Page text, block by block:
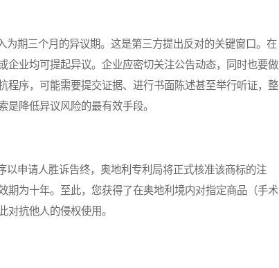
期三个月的异议期。这是第三方提出反对的关键窗口。在
企业均可提起异议。企业应密切关注公告动态，同时也要做
程序，可能需要提交证据、进行书面陈述甚至举行听证，整
降低异议风险的最有效手段。
申请人胜诉告终，奥地利专利局将正式核准该商标的注
期为十年。至此，您获得了在奥地利境内对指定商品（手术
抗他人的侵权使用。